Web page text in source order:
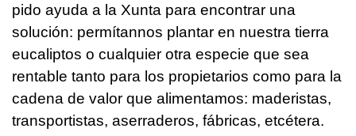
pido ayuda a la Xunta para encontrar una
solución: permítannos plantar en nuestra tierra
eucaliptos o cualquier otra especie que sea
rentable tanto para los propietarios como para la
cadena de valor que alimentamos: maderistas,
transportistas, aserraderos, fábricas, etcétera.